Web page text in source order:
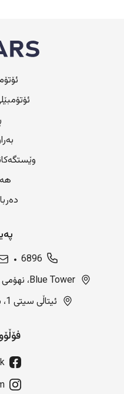
6896
Blue Tower، نهۆمی 4، ئۆفیسی 407، بەغدا، عێراق
ئیتاڵی سیتی 1، بینای 130 هەولێر، عێراق